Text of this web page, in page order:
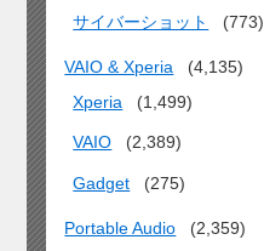
サイバーショット (773)
VAIO & Xperia
(4,135)
Xperia
(1,499)
VAIO (2,389)
Gadget (275)
Portable Audio
(2,359)